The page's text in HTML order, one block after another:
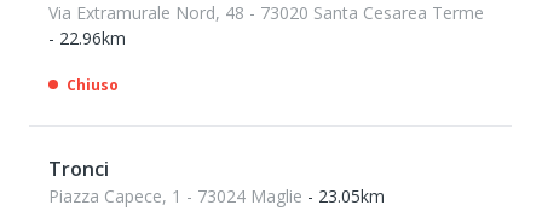
Via Extramurale Nord, 48 - 73020 Santa Cesarea Terme
- 22.96km
Chiuso
Tronci
Piazza Capece, 1 - 73024 Maglie - 23.05km